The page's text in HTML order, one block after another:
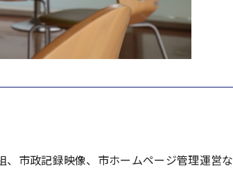
市政記録映像、市ホームページ管理運営な